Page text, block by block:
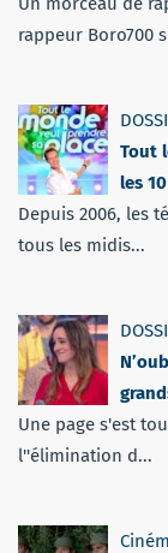
rappeur Boro700
Tout
les
Depuis 2006, les
tous les midis...
Une page s'est
l''élimination d...